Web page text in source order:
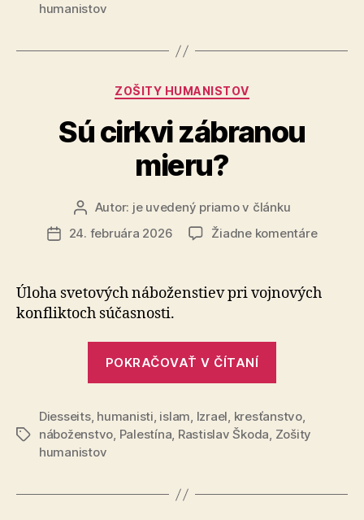
humanistov
Kategórie
ZOŠITY HUMANISTOV
Sú cirkvi zábranou
mieru?
Autor
článku
Autor: je uvedený priamo v článku
Dátum
24. februára 2026 Žiadne komentárena
Úloha svetových náboženstiev pri vojnových
konfliktoch súčasnosti.
POKRAČOVAŤ V ČÍTANÍ
mieru?“
Značky
Diesseits, humanisti, islam, Izrael, kresťanstvo,
náboženstvo, Palestína, Rastislav Škoda, Zošity
humanistov